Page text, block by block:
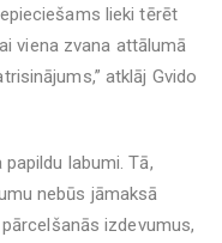
lieki tērēt
viena zvana attālumā
atklāj Gvido
labumi. Tā,
nebūs jāmaksā
izdevumus,